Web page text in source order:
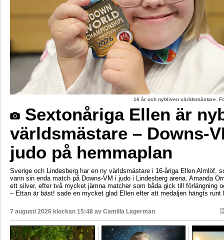
16 år och nybliven världsmästare.
Sextonåriga Ellen är
världsmästare – Downs-
judo på hemmaplan
Sverige och Lindesberg har en ny världsmästare i 16-åriga Ellen Almlöf,
vann sin enda match på Downs-VM i judo i Lindesberg arena. Amanda
ett silver, efter två mycket jämna matcher som båda gick till förlängning
– Ettan är bäst! sade en mycket glad Ellen efter att medaljen hängts runt
7 augusti 2026 klockan 15:48 av Camilla Lagerman